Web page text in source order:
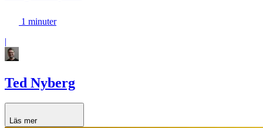
1 minuter
|
Ted Nyberg
Läs mer